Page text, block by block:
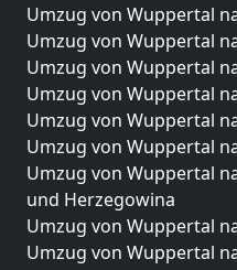
Umzug von Wuppertal
Umzug von Wuppertal
Umzug von Wuppertal
Umzug von Wuppertal
Umzug von Wuppertal
Umzug von Wuppertal
Umzug von Wuppertal
und Herzegowina
Umzug von Wuppertal
Umzug von Wuppertal